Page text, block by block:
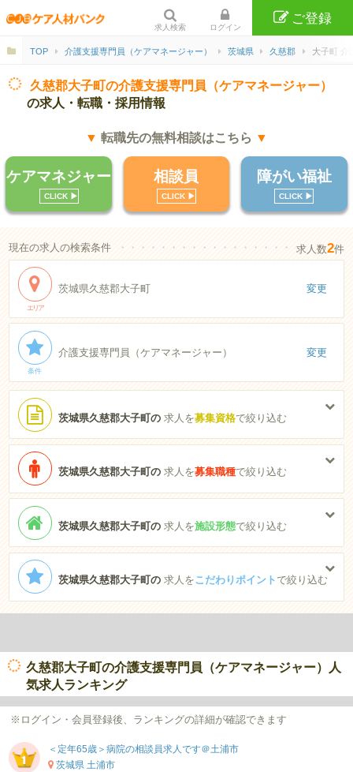
求人検索 ログイン
ご登録
TOP 介護支援専門員（ケアマネージャー） 茨城県 久慈郡 大子町 介
久慈郡大子町の介護支援専門員（ケアマネージャー）
の求人・転職・採用情報
▼ 転職先の無料相談はこちら ▼
ケアマネジャー
CLICK ▶︎
相談員
CLICK ▶︎
障がい福祉
CLICK ▶︎
現在の求人の検索条件 ・・・・・・・・・・・・・・・・・・・・・・
求人数2件
エリア
茨城県久慈郡大子町 変更
条件
介護支援専門員（ケアマネージャー） 変更
茨城県久慈郡大子町の求人を募集資格で絞り込む
茨城県久慈郡大子町の求人を募集職種で絞り込む
茨城県久慈郡大子町の求人を施設形態で絞り込む
茨城県久慈郡大子町の求人をこだわりポイント で絞り込む
久慈郡大子町の介護支援専門員（ケアマネージャー）人
気求人ランキング
※ログイン・会員登録後、ランキングの詳細が確認できます
＜定年65歳＞病院の相談員求人です＠土浦市
茨城県 土浦市